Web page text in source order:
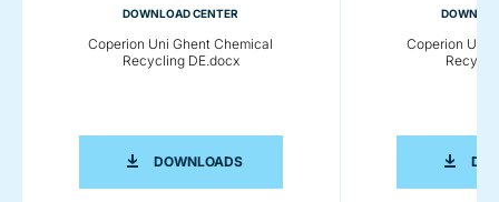
DOWNLOAD CENTER
Coperion Uni Ghent Chemical
Recycling DE.docx
DOWNLOADSCOPERION UNI GHENT CHEMICAL
Coperion Uni